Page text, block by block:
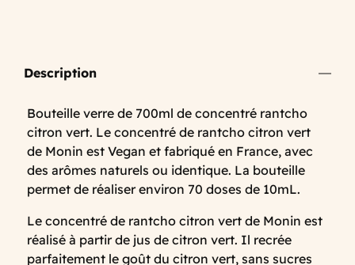
Description
Bouteille verre de 700ml de concentré rantcho
citron vert. Le concentré de rantcho citron vert
de Monin est Vegan et fabriqué en France, avec
des arômes naturels ou identique. La bouteille
permet de réaliser environ 70 doses de 10mL.
Le concentré de rantcho citron vert de Monin est
réalisé à partir de jus de citron vert. Il recrée
parfaitement le goût du citron vert, sans sucres